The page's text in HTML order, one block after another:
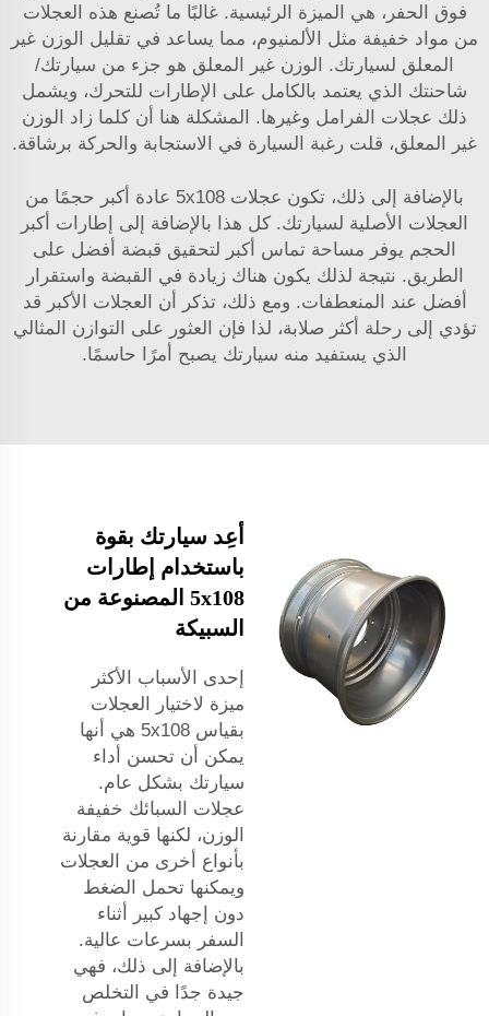
فوق الحفر، هي الميزة الرئيسية. غالبًا ما تُصنع هذه العجلات
من مواد خفيفة مثل الألمنيوم، مما يساعد في تقليل الوزن غير
المعلق لسيارتك. الوزن غير المعلق هو جزء من سيارتك/
شاحنتك الذي يعتمد بالكامل على الإطارات للتحرك، ويشمل
ذلك عجلات الفرامل وغيرها. المشكلة هنا أن كلما زاد الوزن
غير المعلق، قلت رغبة السيارة في الاستجابة والحركة برشاقة.
بالإضافة إلى ذلك، تكون عجلات 5x108 عادة أكبر حجمًا من
العجلات الأصلية لسيارتك. كل هذا بالإضافة إلى إطارات أكبر
الحجم يوفر مساحة تماس أكبر لتحقيق قبضة أفضل على
الطريق. نتيجة لذلك يكون هناك زيادة في القبضة واستقرار
أفضل عند المنعطفات. ومع ذلك، تذكر أن العجلات الأكبر قد
تؤدي إلى رحلة أكثر صلابة، لذا فإن العثور على التوازن المثالي
الذي يستفيد منه سيارتك يصبح أمرًا حاسمًا.
أعِد سيارتك بقوة
باستخدام إطارات
5x108 المصنوعة من
السبيكة
إحدى الأسباب الأكثر
ميزة لاختيار العجلات
بقياس 5x108 هي أنها
يمكن أن تحسن أداء
سيارتك بشكل عام.
عجلات السبائك خفيفة
الوزن، لكنها قوية مقارنة
بأنواع أخرى من العجلات
ويمكنها تحمل الضغط
دون إجهاد كبير أثناء
السفر بسرعات عالية.
بالإضافة إلى ذلك، فهي
جيدة جدًا في التخلص